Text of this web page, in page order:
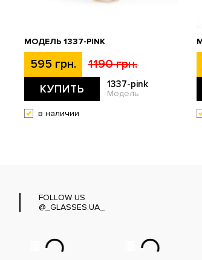
МОДЕЛЬ 1337-PINK
595 грн. 1190 грн.
КУПИТЬ 1337-pink
Модель
в наличии
FOLLOW US
@_GLASSES.UA_